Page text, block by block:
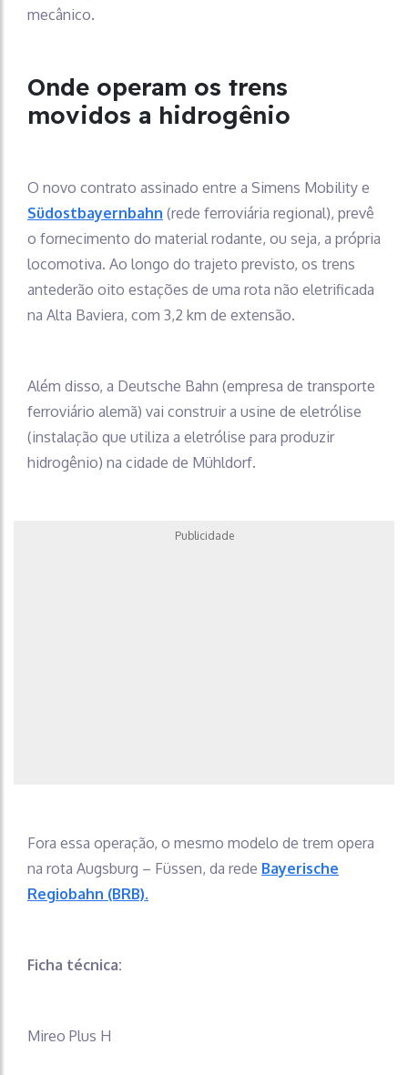
mecânico.
Onde operam os trens
movidos a hidrogênio
O novo contrato assinado entre a Simens Mobility e
Südostbayernbahn (rede ferroviária regional), prevê
o fornecimento do material rodante, ou seja, a própria
locomotiva. Ao longo do trajeto previsto, os trens
antederão oito estações de uma rota não eletrificada
na Alta Baviera, com 3,2 km de extensão.
Além disso, a Deutsche Bahn (empresa de transporte
ferroviário alemã) vai construir a usine de eletrólise
(instalação que utiliza a eletrólise para produzir
hidrogênio) na cidade de Mühldorf.
Publicidade
Fora essa operação, o mesmo modelo de trem opera
na rota Augsburg – Füssen, da rede Bayerische
Regiobahn (BRB).
Ficha técnica:
Mireo Plus H